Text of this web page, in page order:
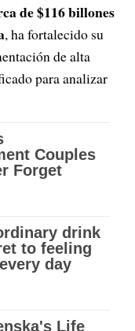
de $116 billones
, ha fortalecido su
de alta
para analizar